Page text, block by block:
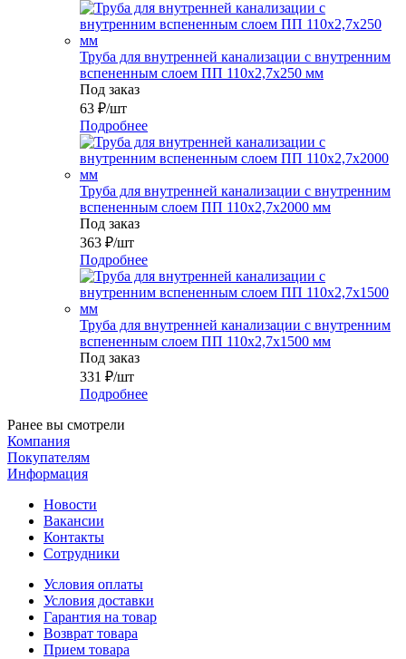
Труба для внутренней канализации с внутренним
вспененным слоем ПП 110x2,7x250 мм
Под заказ
63 ₽/шт
Подробнее
Труба для внутренней канализации с внутренним
вспененным слоем ПП 110x2,7x2000 мм
Под заказ
363 ₽/шт
Подробнее
Труба для внутренней канализации с внутренним
вспененным слоем ПП 110x2,7x1500 мм
Под заказ
331 ₽/шт
Подробнее
Ранее вы смотрели
Компания
Покупателям
Информация
Новости
Вакансии
Контакты
Сотрудники
Условия оплаты
Условия доставки
Гарантия на товар
Возврат товара
Прием товара